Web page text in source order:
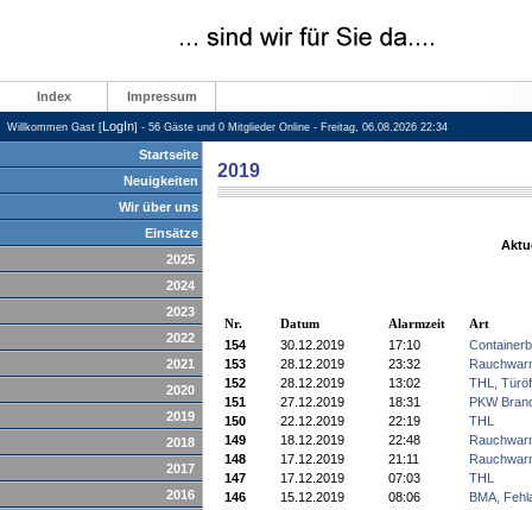
Index Impressum
Willkommen Gast [LogIn] - 56 Gäste und 0 Mitglieder Online - Freitag, 06.08.2026 22:34
Startseite
Neuigkeiten
Wir über uns
Einsätze
2025
2024
2023
2022
2021
2020
2019
2018
2017
2016
2019
Nr. Datum Alarmzeit
Art
154
30.12.2019 17:10
153
28.12.2019 23:32
152
28.12.2019 13:02
THL,
151
27.12.2019 18:31
PKW
150
22.12.2019 22:19
THL
149
18.12.2019 22:48
148
17.12.2019 21:11
147
17.12.2019 07:03
THL
146
15.12.2019 08:06
BMA,